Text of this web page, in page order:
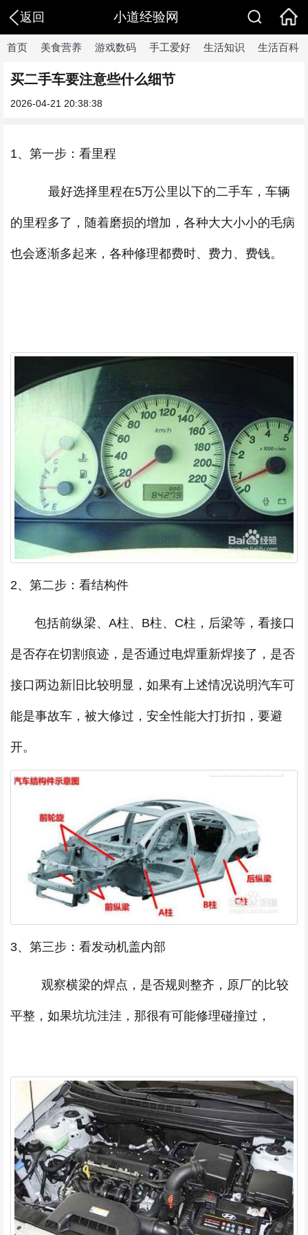
返回 小道经验网
首页 美食营养 游戏数码 手工爱好 生活知识 生活百科
买二手车要注意些什么细节
2026-04-21 20:38:38
1、第一步：看里程
最好选择里程在5万公里以下的二手车，车辆
的里程多了，随着磨损的增加，各种大大小小的毛病
也会逐渐多起来，各种修理都费时、费力、费钱。
2、第二步：看结构件
包括前纵梁、A柱、B柱、C柱，后梁等，看接口
是否存在切割痕迹，是否通过电焊重新焊接了，是否
接口两边新旧比较明显，如果有上述情况说明汽车可
能是事故车，被大修过，安全性能大打折扣，要避
开。
3、第三步：看发动机盖内部
观察横梁的焊点，是否规则整齐，原厂的比较
平整，如果坑坑洼洼，那很有可能修理碰撞过，